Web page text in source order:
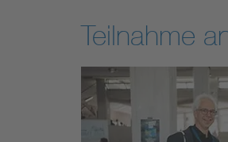
Teilnahme